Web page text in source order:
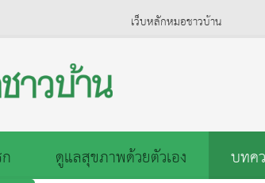
เว็บหลักหมอชาวบ้าน
ดูแลสุขภาพด้วยตัวเอง บทค